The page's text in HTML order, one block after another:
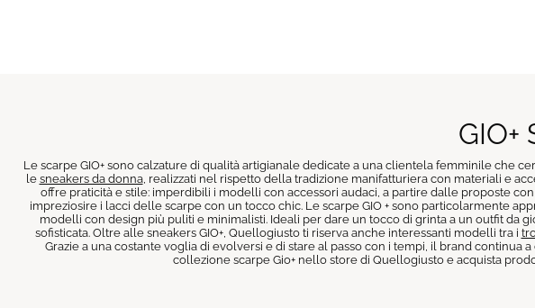
Le scarpe GIO+ sono calzature di qualità artigianale dedicate a una clientela femminile che
le sneakers da donna, realizzati nel rispetto della tradizione manifatturiera con materiali e
offre praticità e stile: imperdibili i modelli con accessori audaci, a partire dalle proposte
impreziosire i lacci delle scarpe con un tocco chic. Le scarpe GIO + sono particolarmente
modelli con design più puliti e minimalisti. Ideali per dare un tocco di grinta a un outfit da
sofisticata. Oltre alle sneakers GIO+, Quellogiusto ti riserva anche interessanti modelli tra i
Grazie a una costante voglia di evolversi e di stare al passo con i tempi, il brand
collezione scarpe Gio+ nello store di Quellogiusto e acquista